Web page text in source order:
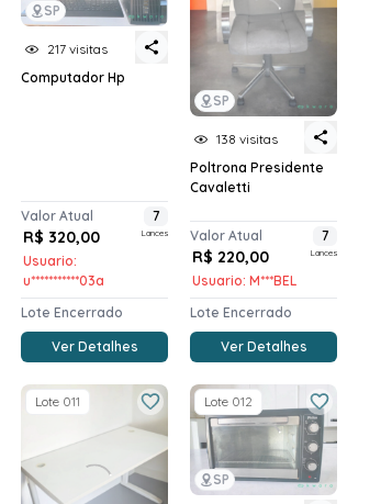
SP
217 visitas
Computador Hp
Valor Atual
R$ 320,00
Usuario:
u***********03a
7
Lances
Lote Encerrado
Ver Detalhes
SP
138 visitas
Poltrona Presidente
Cavaletti
Valor Atual
R$ 220,00
Usuario: M***BEL
7
Lances
Lote Encerrado
Ver Detalhes
Lote 011
SP
Lote 012